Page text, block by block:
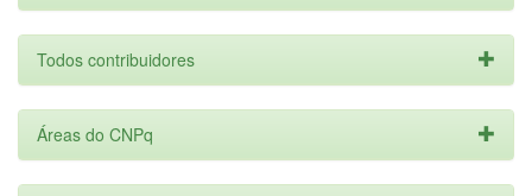
Todos contribuidores
Áreas do CNPq